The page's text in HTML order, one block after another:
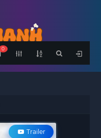
0
Trailer